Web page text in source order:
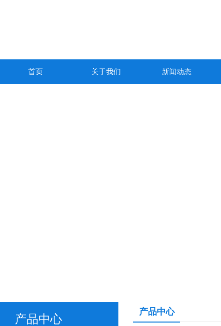
首页 关于我们 新闻动态
产品中心
产品中心